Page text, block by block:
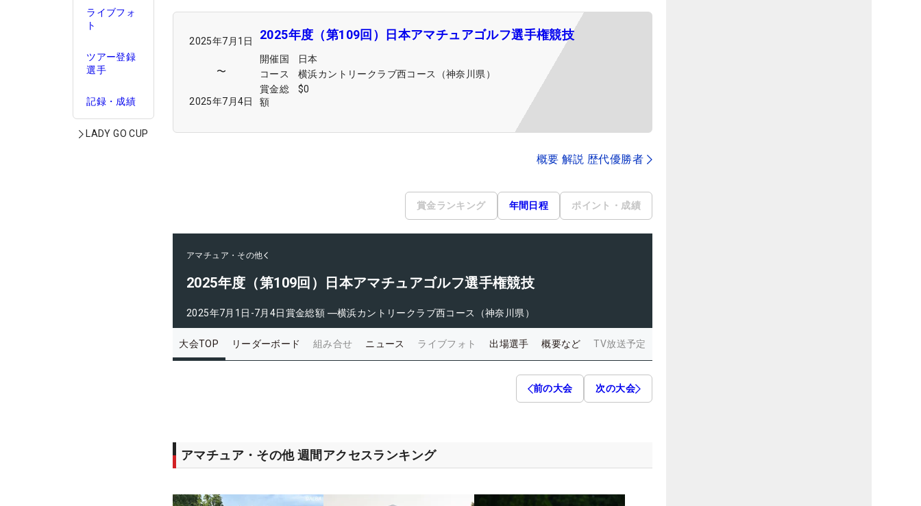
ライブフォ
ト
ツアー登録
選手
記録・成績
LADY GO CUP
2025年7月1日
〜
2025年7月4日
2025年度（第109回）日本アマチュアゴルフ選手権競技
開催国
日本
コース
横浜カントリークラブ西コース（神奈川県）
賞金総
額
$0
概要 解説 歴代優勝者
賞金ランキング 年間日程 ポイント・成績
アマチュア・その他
2025年度（第109回）日本アマチュアゴルフ選手権競技
2025年7月1日-7月4日賞金総額 ―横浜カントリークラブ西コース（神奈川県）
大会TOP リーダーボード 組み合せ ニュース ライブフォト 出場選手 概要など TV放送予定
前の大会 次の大会
アマチュア・その他 週間アクセスランキング